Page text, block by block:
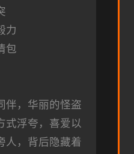
力
包
伴，华丽的怪盗
式浮夸，喜爱以
人，背后隐藏着